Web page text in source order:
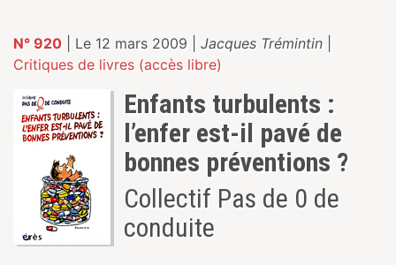
N° 920 | Le 12 mars 2009 | Jacques Trémintin
Critiques de livres (accès libre)
Enfants turbulents :
l’enfer est-il pavé de
bonnes préventions ?
Collectif Pas de 0 de
conduite